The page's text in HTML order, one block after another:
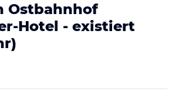
Ostbahnhof
Hotel - existiert